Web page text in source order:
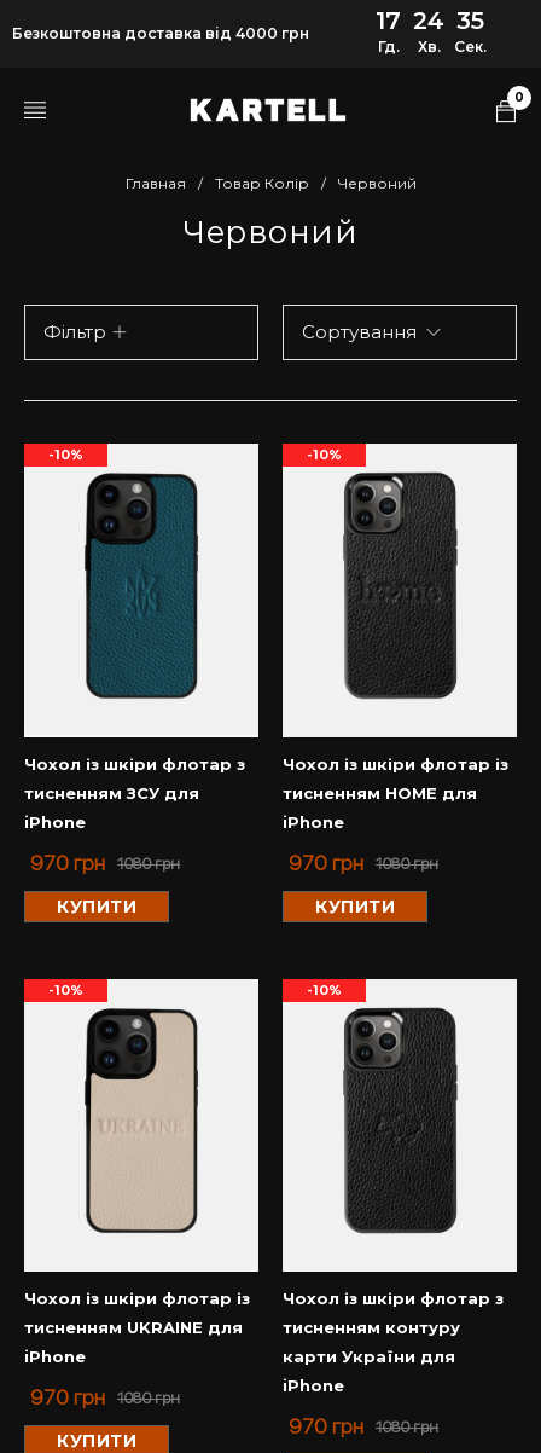
Безкоштовна доставка від 4000 грн 17
Гд.
24
Хв.
35
Сек.
0
Червоний
Главная / Товар Колір / Червоний
Фільтр Сортування
-10%
Чохол із шкіри флотар з
тисненням ЗСУ для
iPhone
1080грн
970 грн
КУПИТИ
-10%
Чохол із шкіри флотар із
тисненням HOME для
iPhone
1080грн
970 грн
КУПИТИ
-10%
Чохол із шкіри флотар із
тисненням UKRAINE для
iPhone
1080грн
970 грн
КУПИТИ
-10%
Чохол із шкіри флотар з
тисненням контуру
карти України для
iPhone
1080грн
970 грн